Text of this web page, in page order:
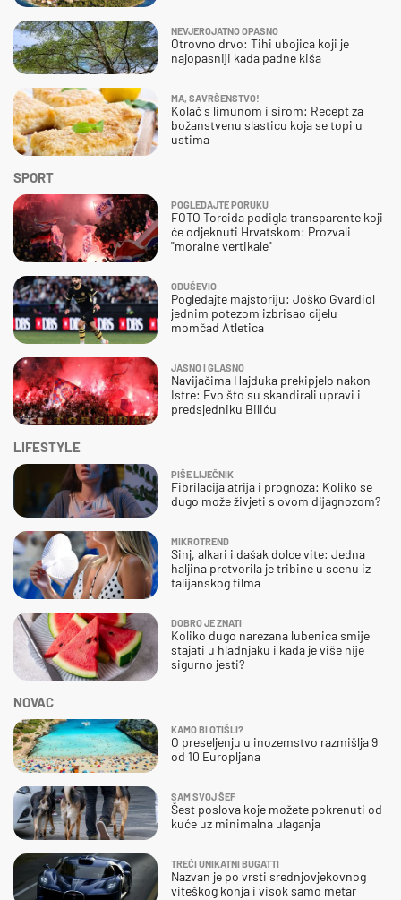
SPORT
POGLEDAJTE PORUKU
FOTO Torcida podigla transparente koji
će odjeknuti Hrvatskom: Prozvali
"moralne vertikale"
ODUŠEVIO
Pogledajte majstoriju: Joško Gvardiol
jednim potezom izbrisao cijelu
momčad Atletica
JASNO I GLASNO
Navijačima Hajduka prekipjelo nakon
Istre: Evo što su skandirali upravi i
predsjedniku Biliću
NEVJEROJATNO OPASNO
Otrovno drvo: Tihi ubojica koji je
najopasniji kada padne kiša
MA, SAVRŠENSTVO!
Kolač s limunom i sirom: Recept za
božanstvenu slasticu koja se topi u
ustima
NOVAC
KAMO BI OTIŠLI?
O preseljenju u inozemstvo razmišlja 9
od 10 Europljana
SAM SVOJ ŠEF
Šest poslova koje možete pokrenuti od
kuće uz minimalna ulaganja
TREĆI UNIKATNI BUGATTI
Nazvan je po vrsti srednjovjekovnog
viteškog konja i visok samo metar
LIFESTYLE
PIŠE LIJEČNIK
Fibrilacija atrija i prognoza: Koliko se
dugo može živjeti s ovom dijagnozom?
MIKROTREND
Sinj, alkari i dašak dolce vite: Jedna
haljina pretvorila je tribine u scenu iz
talijanskog filma
DOBRO JE ZNATI
Koliko dugo narezana lubenica smije
stajati u hladnjaku i kada je više nije
sigurno jesti?